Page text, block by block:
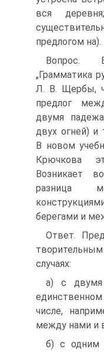
вся
предлогом на).
Вопрос.
„Грамматика
Л. В. Щербы,
предлог
двумя
двух огней)
В новом
Крючкова
Возникает
разница
берегами и
Ответ.
случаях:
а) с двумя
числе,
между нами и
б) с одним